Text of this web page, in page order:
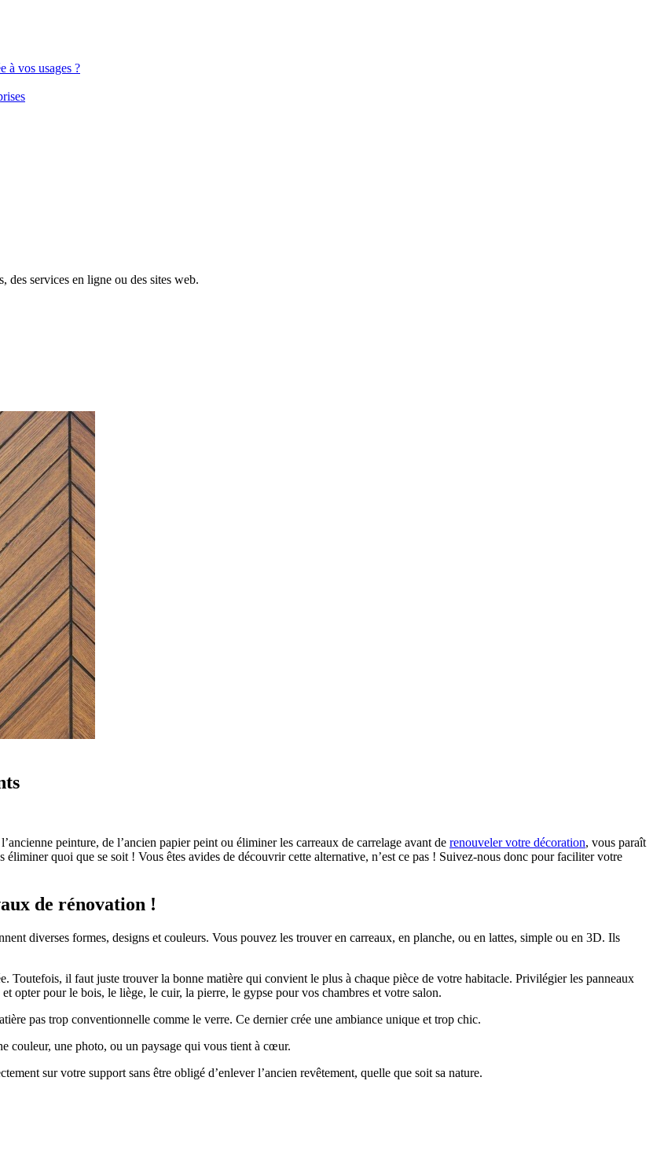
à vos usages ?
des services en ligne ou des sites web.
peinture, de l’ancien papier peint ou éliminer les carreaux de carrelage avant de renouveler votre décoration, vous paraît
quoi que se soit ! Vous êtes avides de découvrir cette alternative, n’est ce pas ! Suivez-nous donc pour faciliter votre
de rénovation !
diverses formes, designs et couleurs. Vous pouvez les trouver en carreaux, en planche, ou en lattes, simple ou en 3D. Ils
Toutefois, il faut juste trouver la bonne matière qui convient le plus à chaque pièce de votre habitacle. Privilégier les panneaux
opter pour le bois, le liège, le cuir, la pierre, le gypse pour vos chambres et votre salon.
pas trop conventionnelle comme le verre. Ce dernier crée une ambiance unique et trop chic.
couleur, une photo, ou un paysage qui vous tient à cœur.
sur votre support sans être obligé d’enlever l’ancien revêtement, quelle que soit sa nature.